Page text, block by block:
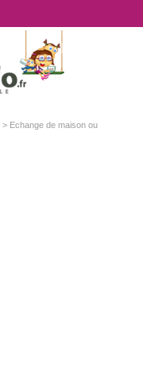
> Echange de maison ou